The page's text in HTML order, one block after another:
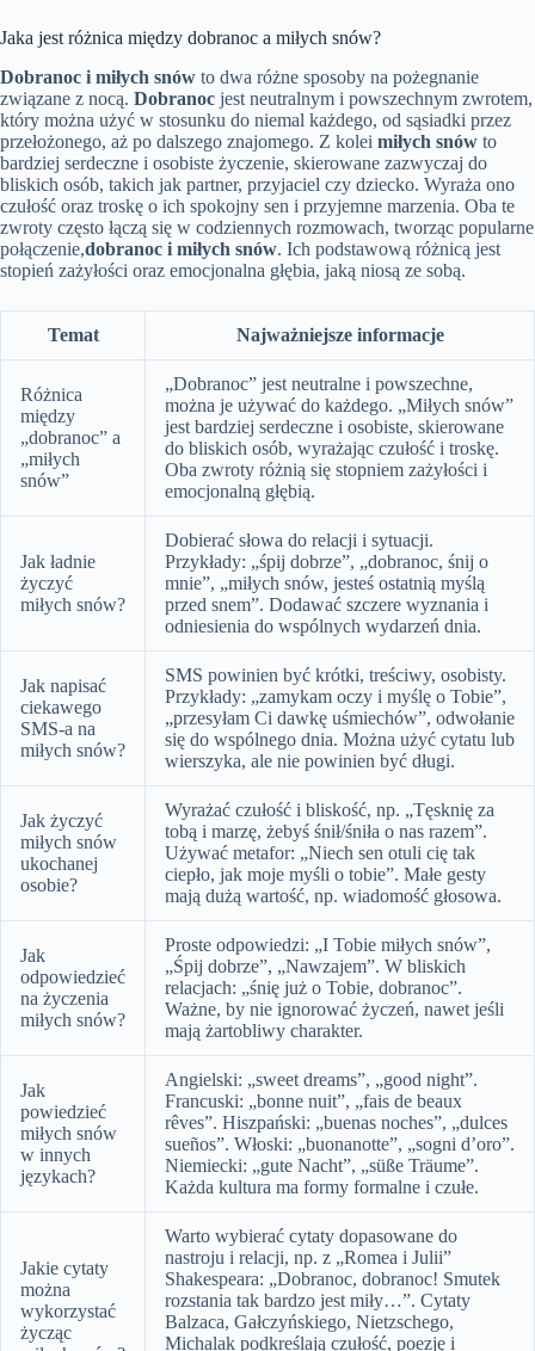
Jaka jest różnica między dobranoc a miłych snów?
Dobranoc i miłych snów to dwa różne sposoby na pożegnanie
związane z nocą. Dobranoc jest neutralnym i powszechnym zwrotem,
który można użyć w stosunku do niemal każdego, od sąsiadki przez
przełożonego, aż po dalszego znajomego. Z kolei miłych snów to
bardziej serdeczne i osobiste życzenie, skierowane zazwyczaj do
bliskich osób, takich jak partner, przyjaciel czy dziecko. Wyraża ono
czułość oraz troskę o ich spokojny sen i przyjemne marzenia. Oba te
zwroty często łączą się w codziennych rozmowach, tworząc popularne
połączenie,dobranoc i miłych snów. Ich podstawową różnicą jest
stopień zażyłości oraz emocjonalna głębia, jaką niosą ze sobą.
Temat Najważniejsze informacje
Różnica
między
„dobranoc” a
„miłych
snów”
„Dobranoc” jest neutralne i powszechne,
można je używać do każdego. „Miłych snów”
jest bardziej serdeczne i osobiste, skierowane
do bliskich osób, wyrażając czułość i troskę.
Oba zwroty różnią się stopniem zażyłości i
emocjonalną głębią.
Jak ładnie
życzyć
miłych snów?
Dobierać słowa do relacji i sytuacji.
Przykłady: „śpij dobrze”, „dobranoc, śnij o
mnie”, „miłych snów, jesteś ostatnią myślą
przed snem”. Dodawać szczere wyznania i
odniesienia do wspólnych wydarzeń dnia.
Jak napisać
ciekawego
SMS-a na
miłych snów?
SMS powinien być krótki, treściwy, osobisty.
Przykłady: „zamykam oczy i myślę o Tobie”,
„przesyłam Ci dawkę uśmiechów”, odwołanie
się do wspólnego dnia. Można użyć cytatu lub
wierszyka, ale nie powinien być długi.
Jak życzyć
miłych snów
ukochanej
osobie?
Wyrażać czułość i bliskość, np. „Tęsknię za
tobą i marzę, żebyś śnił/śniła o nas razem”.
Używać metafor: „Niech sen otuli cię tak
ciepło, jak moje myśli o tobie”. Małe gesty
mają dużą wartość, np. wiadomość głosowa.
Jak
odpowiedzieć
na życzenia
miłych snów?
Proste odpowiedzi: „I Tobie miłych snów”,
„Śpij dobrze”, „Nawzajem”. W bliskich
relacjach: „śnię już o Tobie, dobranoc”.
Ważne, by nie ignorować życzeń, nawet jeśli
mają żartobliwy charakter.
Jak
powiedzieć
miłych snów
w innych
językach?
Angielski: „sweet dreams”, „good night”.
Francuski: „bonne nuit”, „fais de beaux
rêves”. Hiszpański: „buenas noches”, „dulces
sueños”. Włoski: „buonanotte”, „sogni d’oro”.
Niemiecki: „gute Nacht”, „süße Träume”.
Każda kultura ma formy formalne i czułe.
Jakie cytaty
można
wykorzystać
życząc
Warto wybierać cytaty dopasowane do
nastroju i relacji, np. z „Romea i Julii”
Shakespeara: „Dobranoc, dobranoc! Smutek
rozstania tak bardzo jest miły…”. Cytaty
Balzaca, Gałczyńskiego, Nietzschego,
Michalak podkreślają czułość, poezję i